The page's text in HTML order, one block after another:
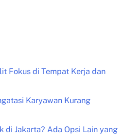
Fokus di Tempat Kerja dan
Karyawan Kurang
di Jakarta? Ada Opsi Lain yang